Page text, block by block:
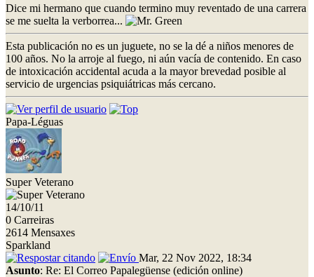
Dice mi hermano que cuando termino muy reventado de una carrera
se me suelta la verborrea...
Esta publicación no es un juguete, no se la dé a niños menores de
100 años. No la arroje al fuego, ni aún vacía de contenido. En caso
de intoxicación accidental acuda a la mayor brevedad posible al
servicio de urgencias psiquiátricas más cercano.
Papa-Léguas
Super Veterano
14/10/11
0 Carreiras
2614 Mensaxes
Sparkland
Mar, 22 Nov 2022, 18:34
Asunto: Re: El Correo Papalegüense (edición online)